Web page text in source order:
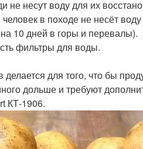
несут воду для их
в походе не несёт
10 дней в горы и перевалы).
фильтры для воды.
для того, что бы
дольше и требуют
КТ-1906.